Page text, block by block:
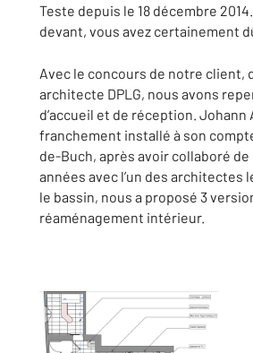
Teste depuis le 18 décembre
devant, vous avez certainement
Avec le concours de notre client,
architecte DPLG, nous avons
d’accueil et de réception. Johann
franchement installé à son
de-Buch, après avoir collaboré
années avec l’un des architectes
le bassin, nous a proposé 3
réaménagement intérieur.